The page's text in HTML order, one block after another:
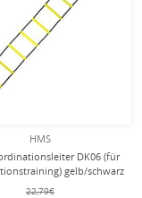
HMS
DK06 (für
gelb/schwarz
- 6 Meter
22,79€